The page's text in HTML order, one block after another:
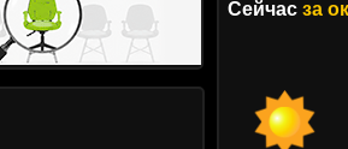
Сейчас за